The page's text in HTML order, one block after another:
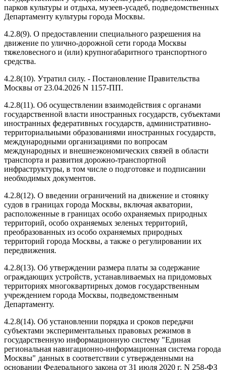
парков культуры и отдыха, музеев-усадеб, подведомственных
Департаменту культуры города Москвы.
4.2.8(9). О предоставлении специального разрешения на
движение по улично-дорожной сети города Москвы
тяжеловесного и (или) крупногабаритного транспортного
средства.
4.2.8(10). Утратил силу. - Постановление Правительства
Москвы от 23.04.2026 N 1157-ПП.
4.2.8(11). Об осуществлении взаимодействия с органами
государственной власти иностранных государств, субъектами
иностранных федеративных государств, административно-
территориальными образованиями иностранных государств,
международными организациями по вопросам
международных и внешнеэкономических связей в области
транспорта и развития дорожно-транспортной
инфраструктуры, в том числе о подготовке и подписании
необходимых документов.
4.2.8(12). О введении ограничений на движение и стоянку
судов в границах города Москвы, включая акватории,
расположенные в границах особо охраняемых природных
территорий, особо охраняемых зеленых территорий,
преобразованных из особо охраняемых природных
территорий города Москвы, а также о регулировании их
передвижения.
4.2.8(13). Об утверждении размера платы за содержание
ограждающих устройств, устанавливаемых на придомовых
территориях многоквартирных домов государственным
учреждением города Москвы, подведомственным
Департаменту.
4.2.8(14). Об установлении порядка и сроков передачи
субъектами экспериментальных правовых режимов в
государственную информационную систему "Единая
региональная навигационно-информационная система города
Москвы" данных в соответствии с утвержденными на
основании Федерального закона от 31 июля 2020 г. N 258-ФЗ